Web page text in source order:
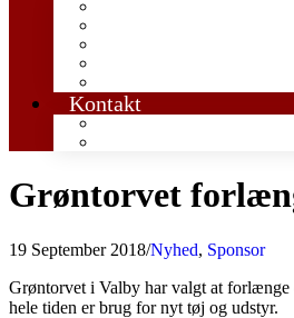
Kontakt
Grøntorvet
19 September 2018/Nyhed, Sponsor
Grøntorvet i Valby har valgt at forlænge
hele tiden er brug for nyt tøj og udstyr.